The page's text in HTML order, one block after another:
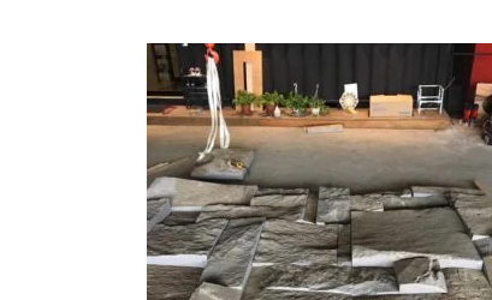
2017/06/06-觀音山石皮
石皮
查看內容